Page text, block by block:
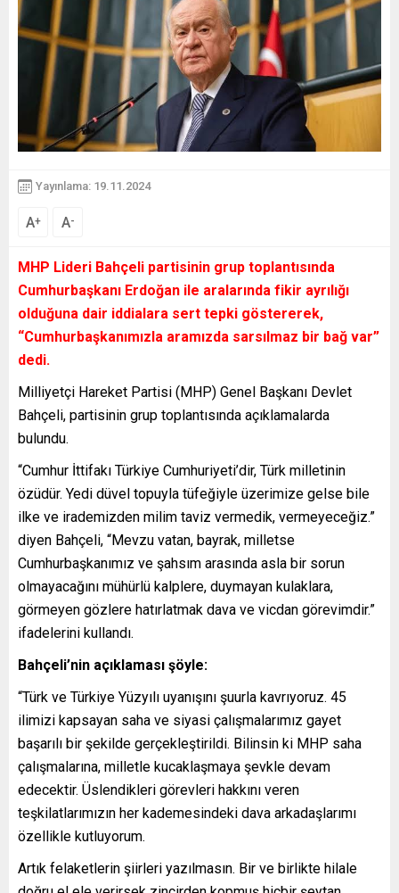
Yayınlama: 19.11.2024
A+ A-
MHP Lideri Bahçeli partisinin grup toplantısında
Cumhurbaşkanı Erdoğan ile aralarında fikir ayrılığı
olduğuna dair iddialara sert tepki göstererek,
“Cumhurbaşkanımızla aramızda sarsılmaz bir bağ var”
dedi.
Milliyetçi Hareket Partisi (MHP) Genel Başkanı Devlet
Bahçeli, partisinin grup toplantısında açıklamalarda
bulundu.
“Cumhur İttifakı Türkiye Cumhuriyeti’dir, Türk milletinin
özüdür. Yedi düvel topuyla tüfeğiyle üzerimize gelse bile
ilke ve irademizden milim taviz vermedik, vermeyeceğiz.”
diyen Bahçeli, “Mevzu vatan, bayrak, milletse
Cumhurbaşkanımız ve şahsım arasında asla bir sorun
olmayacağını mühürlü kalplere, duymayan kulaklara,
görmeyen gözlere hatırlatmak dava ve vicdan görevimdir.”
ifadelerini kullandı.
Bahçeli’nin açıklaması şöyle:
“Türk ve Türkiye Yüzyılı uyanışını şuurla kavrıyoruz. 45
ilimizi kapsayan saha ve siyasi çalışmalarımız gayet
başarılı bir şekilde gerçekleştirildi. Bilinsin ki MHP saha
çalışmalarına, milletle kucaklaşmaya şevkle devam
edecektir. Üslendikleri görevleri hakkını veren
teşkilatlarımızın her kademesindeki dava arkadaşlarımı
özellikle kutluyorum.
Artık felaketlerin şiirleri yazılmasın. Bir ve birlikte hilale